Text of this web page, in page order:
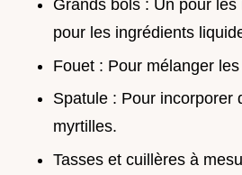
Grands bols : Un pour
pour les ingrédients
Fouet : Pour mélanger
Spatule : Pour incorporer
myrtilles.
Tasses et cuillères à